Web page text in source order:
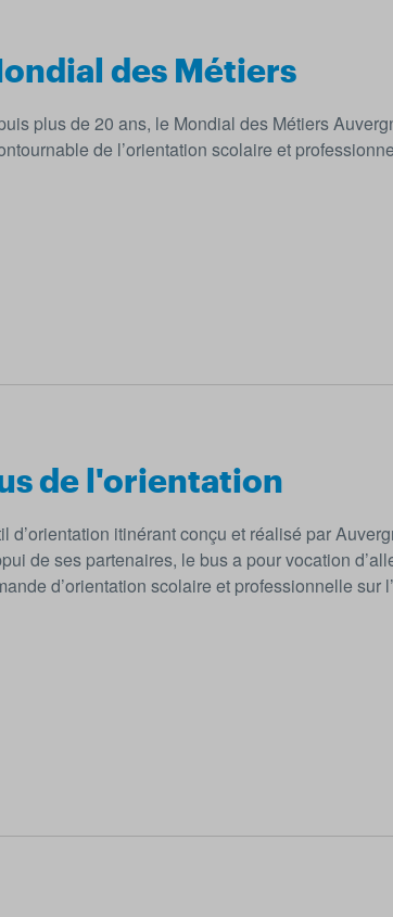
des Métiers
plus de 20 ans, le Mondial des Métiers
de l’orientation scolaire et
de l'orientation
d’orientation itinérant conçu et réalisé par
de ses partenaires, le bus a pour vocation
d’orientation scolaire et professionnelle sur